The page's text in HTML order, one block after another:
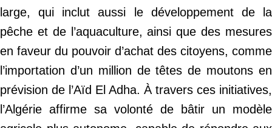
large, qui inclut aussi le développement de la
pêche et de l’aquaculture, ainsi que des mesures
en faveur du pouvoir d’achat des citoyens, comme
l’importation d’un million de têtes de moutons en
prévision de l’Aïd El Adha. À travers ces initiatives,
l’Algérie affirme sa volonté de bâtir un modèle